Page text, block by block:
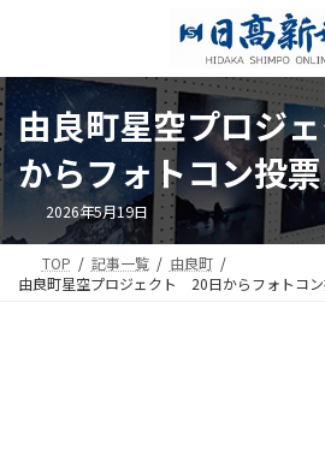
ン
ツ
へ
ス
キ
ー
シ
ョ
ン
に
由良町星空プロジ
からフォトコン投
2026年5月19日
TOP 記事一覧
由良町
由良町星空プロジェクト 20日からフォトコン